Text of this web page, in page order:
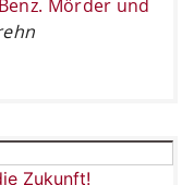
Mörder und
Zukunft!